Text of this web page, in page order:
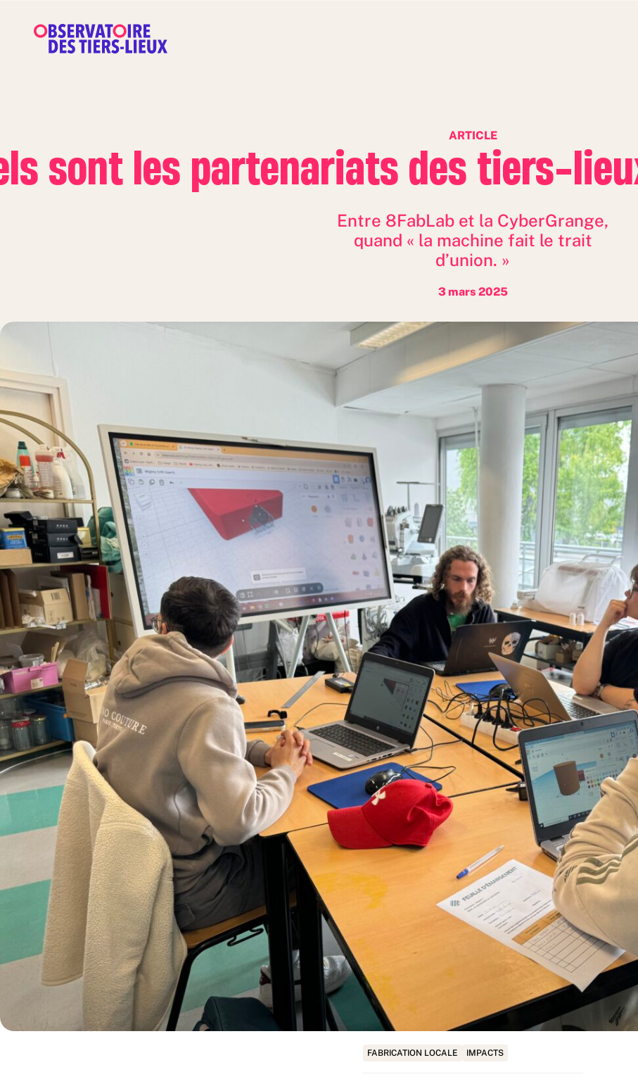
ARTICLE
sont les partenariats des tiers-
Entre 8FabLab et la CyberGrange,
quand « la machine fait le trait
d’union. »
3 mars 2025
FABRICATION LOCALE IMPACTS